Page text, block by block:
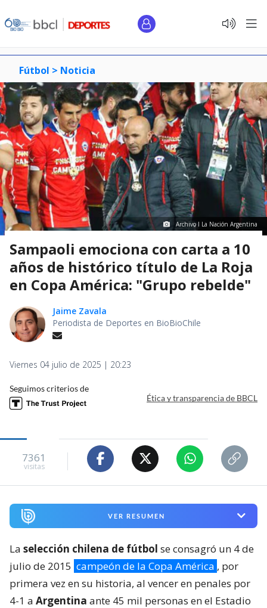
Fútbol > Noticia
Archivo I La Nación Argentina
Sampaoli emociona con carta a 10
años de histórico título de La Roja
en Copa América: "Grupo rebelde"
Jaime Zavala
Periodista de Deportes en BioBioChile
Viernes 04 julio de 2025 | 20:23
Seguimos criterios de
Ética y transparencia de BBCL
7361
visitas
VER RESUMEN
La selección chilena de fútbol se consagró un 4 de
julio de 2015 campeón de la Copa América , por
primera vez en su historia, al vencer en penales por
4-1 a Argentina ante 45 mil personas en el Estadio